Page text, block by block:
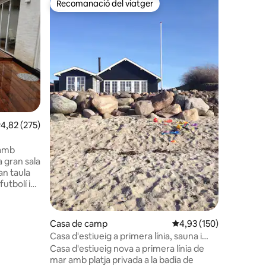
de puntuació mitjana d'un total de 5; 275 avaluacions
4,82 (275)
gran sala
taula
i
Recomanació del viatger
Recomanació del viatger
Casa de camp 4,93 de puntuació
4,93 (150)
Casa d'estiueig a primera línia, sauna i
platja privada
Casa d'estiueig nova a primera línia de
mar amb platja privada a la badia de